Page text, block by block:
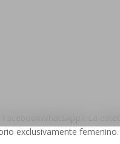
exclusivamente femenino.